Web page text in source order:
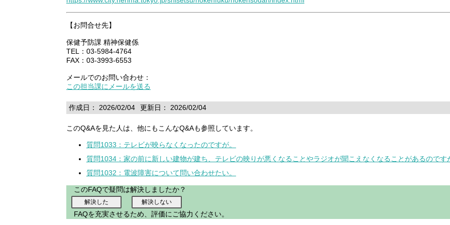
【お問合せ先】
保健予防課 精神保健係
TEL：03-5984-4764
FAX：03-3993-6553
メールでのお問い合わせ：
この担当課にメールを送る
作成日： 2026/02/04 更新日： 2026/02/04
このQ&Aを見た人は、他にもこんなQ&Aも参照しています。
質問1033：テレビが映らなくなったのですが。
質問1034：家の前に新しい建物が建ち、テレビの映りが悪くなることやラジオが聞こえなくなることがあるのです
質問1032：電波障害について問い合わせたい。
このFAQで疑問は解決しましたか？
FAQを充実させるため、評価にご協力ください。